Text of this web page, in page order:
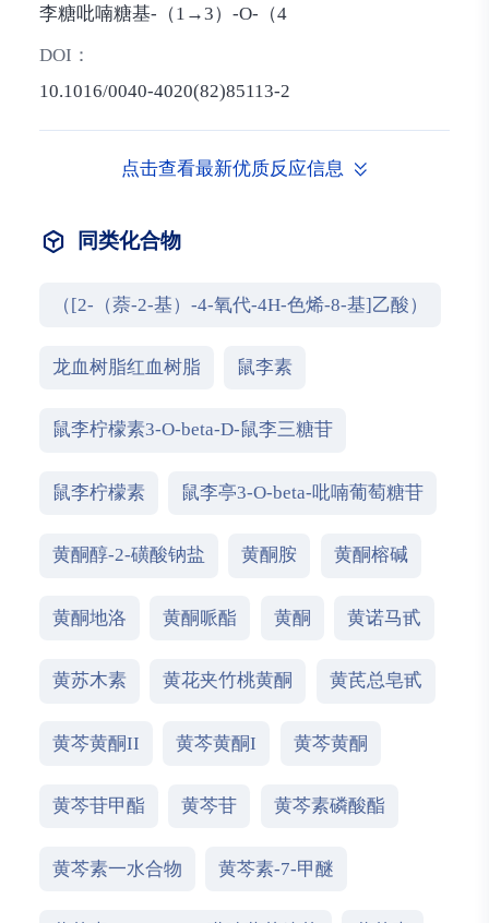
李糖吡喃糖基-（1→3）-O-（4
DOI：
10.1016/0040-4020(82)85113-2
点击查看最新优质反应信息
同类化合物
（[2-（萘-2-基）-4-氧代-4H-色烯-8-基]乙酸）
龙血树脂红血树脂 鼠李素
鼠李柠檬素3-O-beta-D-鼠李三糖苷
鼠李柠檬素 鼠李亭3-O-beta-吡喃葡萄糖苷
黄酮醇-2-磺酸钠盐 黄酮胺 黄酮榕碱
黄酮地洛 黄酮哌酯 黄酮 黄诺马甙
黄苏木素 黄花夹竹桃黄酮 黄芪总皂甙
黄芩黄酮II 黄芩黄酮I 黄芩黄酮
黄芩苷甲酯 黄芩苷 黄芩素磷酸酯
黄芩素一水合物 黄芩素-7-甲醚